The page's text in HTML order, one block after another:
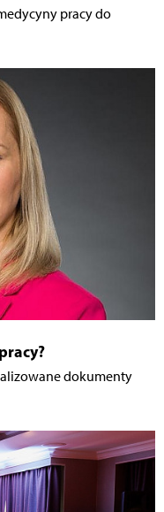
pracy do
dokumenty